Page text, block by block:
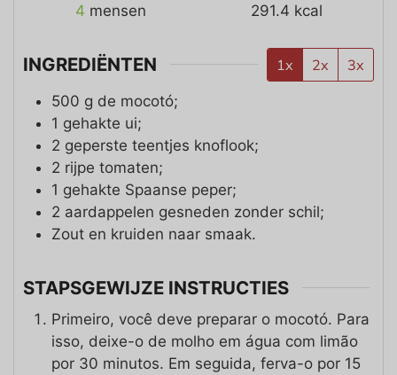
4 mensen
291.4 kcal
INGREDIËNTEN 1x 2x 3x
500 g de mocotó;
1 gehakte ui;
2 geperste teentjes knoflook;
2 rijpe tomaten;
1 gehakte Spaanse peper;
2 aardappelen gesneden zonder schil;
Zout en kruiden naar smaak.
STAPSGEWIJZE INSTRUCTIES
Primeiro, você deve preparar o mocotó. Para
isso, deixe-o de molho em água com limão
por 30 minutos. Em seguida, ferva-o por 15